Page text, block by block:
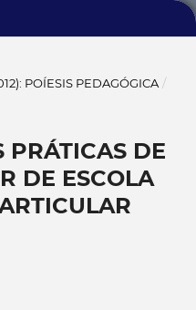
POÍESIS PEDAGÓGICA /
PRÁTICAS DE
DE ESCOLA